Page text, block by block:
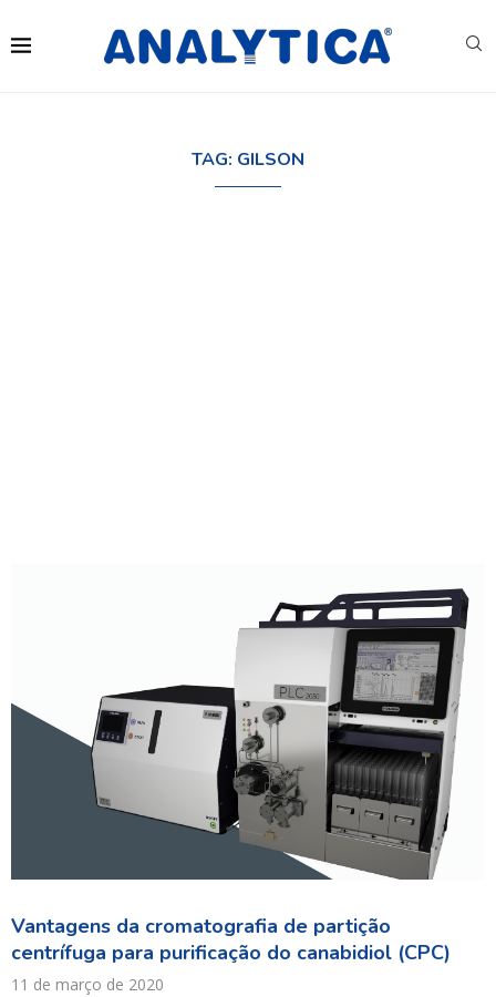
TAG: GILSON
Vantagens da cromatografia de partição
centrífuga para purificação do canabidiol (CPC)
11 de março de 2020